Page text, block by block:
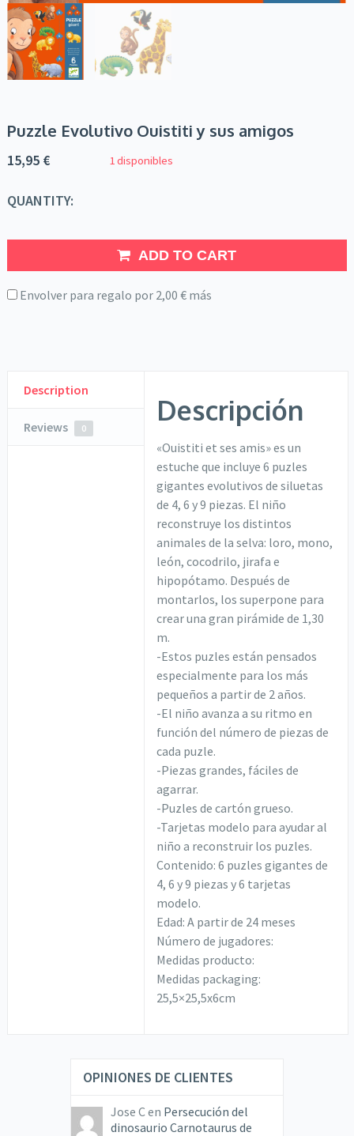
Puzzle Evolutivo Ouistiti y sus amigos
15,95 € 1 disponibles
QUANTITY:
ADD TO CART
Envolver para regalo por 2,00 €más
Description
Reviews 0
Descripción
«Ouistiti et ses amis» es un
estuche que incluye 6 puzles
gigantes evolutivos de siluetas
de 4, 6 y 9 piezas. El niño
reconstruye los distintos
animales de la selva: loro, mono,
león, cocodrilo, jirafa e
hipopótamo. Después de
montarlos, los superpone para
crear una gran pirámide de 1,30
m.
-Estos puzles están pensados
especialmente para los más
pequeños a partir de 2 años.
-El niño avanza a su ritmo en
función del número de piezas de
cada puzle.
-Piezas grandes, fáciles de
agarrar.
-Puzles de cartón grueso.
-Tarjetas modelo para ayudar al
niño a reconstruir los puzles.
Contenido: 6 puzles gigantes de
4, 6 y 9 piezas y 6 tarjetas
modelo.
Edad: A partir de 24 meses
Número de jugadores:
Medidas producto:
Medidas packaging:
25,5×25,5x6cm
OPINIONES DE CLIENTES
Jose Cen Persecución del
dinosaurio Carnotaurus de